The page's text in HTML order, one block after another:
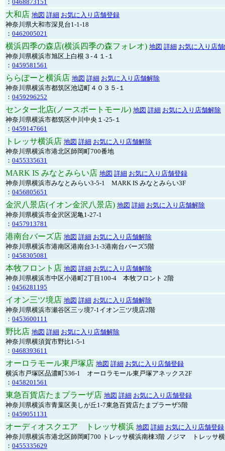
： 0468873151
大和店 地図 詳細 お気に入り店舗登録
神奈川県大和市深見台1-1-18
： 0462005021
横浜四季の森店(横浜四季の森フォレオ) 地図 詳細 お気に入り店
神奈川県横浜市旭区上白根３-４１-１
： 0459581561
ららぽーと横浜店 地図 詳細 お気に入り店舗解除
神奈川県横浜市都筑区池辺町４０３５-１
： 0459296252
センター北店(ノースポートモール) 地図 詳細 お気に入り店舗解除
神奈川県横浜市都筑区中川中央１-25-１
： 0459147661
トレッサ横浜店 地図 詳細 お気に入り店舗解除
神奈川県横浜市港北区師岡町700番地
： 0455335631
MARK IS みなとみらい店 地図 詳細 お気に入り店舗登録
神奈川県横浜市みなとみらい3-5-1 MARK IS みなとみらい3F
： 0456805651
金沢八景店(イオン金沢八景店) 地図 詳細 お気に入り店舗解除
神奈川県横浜市金沢区泥亀1-27-1
： 0457913781
港南台バーズ店 地図 詳細 お気に入り店舗解除
神奈川県横浜市港南区港南台3-1-3港南台バーズ5階
： 0458305081
本牧フロント店 地図 詳細 お気に入り店舗解除
神奈川県横浜市中区小港町2丁目100-4 本牧フロント 2階
： 0456281195
イオン三ツ境店 地図 詳細 お気に入り店舗解除
神奈川県横浜市瀬谷区三ッ境7-1イオン三ツ境店2階
： 0453600111
野比店 地図 詳細 お気に入り店舗解除
神奈川県横須賀市野比1-5-1
： 0468393611
オーロラモール東戸塚店 地図 詳細 お気に入り店舗登録
横浜市戸塚区品濃町536-1 オーロラモール東戸塚アネックス2F
： 0458201561
東急百貨店たまプラーザ店 地図 詳細 お気に入り店舗登録
神奈川県横浜市青葉区美しが丘1-7東急百貨店たまプラーザ5階
： 0459051131
オーディオスクエア トレッサ横浜 地図 詳細 お気に入り店舗登録
神奈川県横浜市港北区師岡町700 トレッサ横浜南棟3階 ノジマ トレッサ
： 0455335629